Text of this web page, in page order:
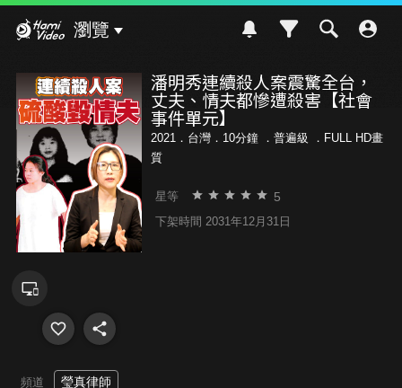
瀏覽
潘明秀連續殺人案震驚全台，
丈夫、情夫都慘遭殺害【社會
事件單元】
2021．台灣．10分鐘 ． 普遍級
．FULL HD畫
質
星等 5
下架時間 2031年12月31日
頻道 瑩真律師